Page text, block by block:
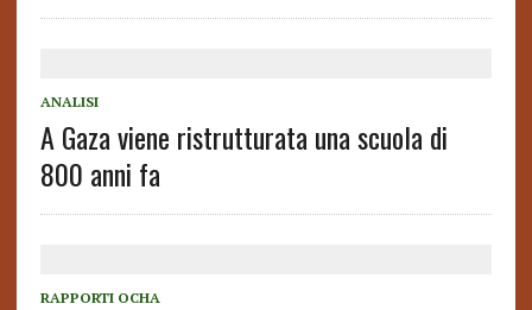
ANALISI
A Gaza viene ristrutturata una scuola di
800 anni fa
RAPPORTI OCHA